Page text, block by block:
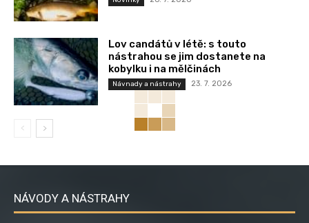
Lov candátů v létě: s touto
nástrahou se jim dostanete na
kobylku i na mělčinách
Návnady a nástrahy 23. 7. 2026
NÁVODY A NÁSTRAHY